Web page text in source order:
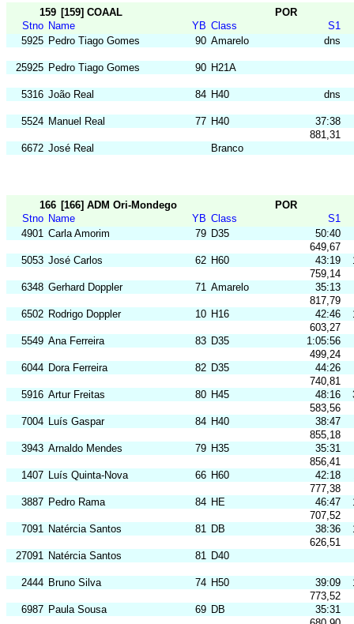
159 [159] COAAL
POR
Stno Name YB Class
S1
5925 Pedro Tiago Gomes 90 Amarelo dns
25925 Pedro Tiago Gomes 90 H21A
5316 João Real 84 H40 dns
5524 Manuel Real 77 H40
37:38
881,31
6672 José Real Branco
166 [166] ADM Ori-Mondego
POR
Stno Name YB Class
S1
4901 Carla Amorim 79 D35
50:40
649,67
5053 José Carlos 62 H60 43:19
759,14
6348 Gerhard Doppler 71 Amarelo
35:13
817,79
6502 Rodrigo Doppler 10 H16 42:46
603,27
5549 Ana Ferreira 83 D35
1:05:56
499,24
6044 Dora Ferreira 82 D35
44:26
740,81
5916 Artur Freitas 80 H45 48:16
583,56
7004 Luís Gaspar 84 H40
38:47
855,18
3943 Arnaldo Mendes 79 H35
35:31
856,41
1407 Luís Quinta-Nova 66 H60 42:18
777,38
3887 Pedro Rama 84 HE 46:47
707,52
7091 Natércia Santos 81 DB 38:36
626,51
27091 Natércia Santos 81 D40
2444 Bruno Silva 74 H50 39:09
773,52
6987 Paula Sousa 69 DB
35:31